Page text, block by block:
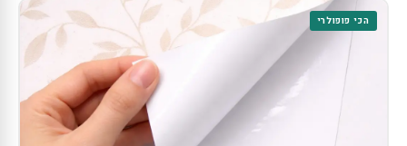
הכי פופולרי